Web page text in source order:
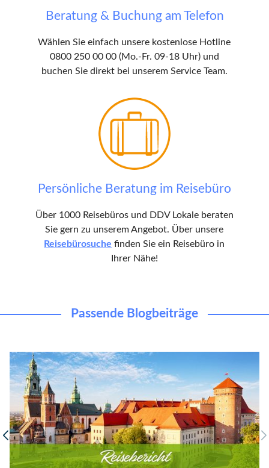
Beratung & Buchung am Telefon
Wählen Sie einfach unsere kostenlose Hotline
0800 250 00 00 (Mo.-Fr. 09-18 Uhr) und
buchen Sie direkt bei unserem Service Team.
Persönliche Beratung im Reisebüro
Über 1000 Reisebüros und DDV Lokale beraten
Sie gern zu unserem Angebot. Über unsere
Reisebürosuche finden Sie ein Reisebüro in
Ihrer Nähe!
Passende Blogbeiträge